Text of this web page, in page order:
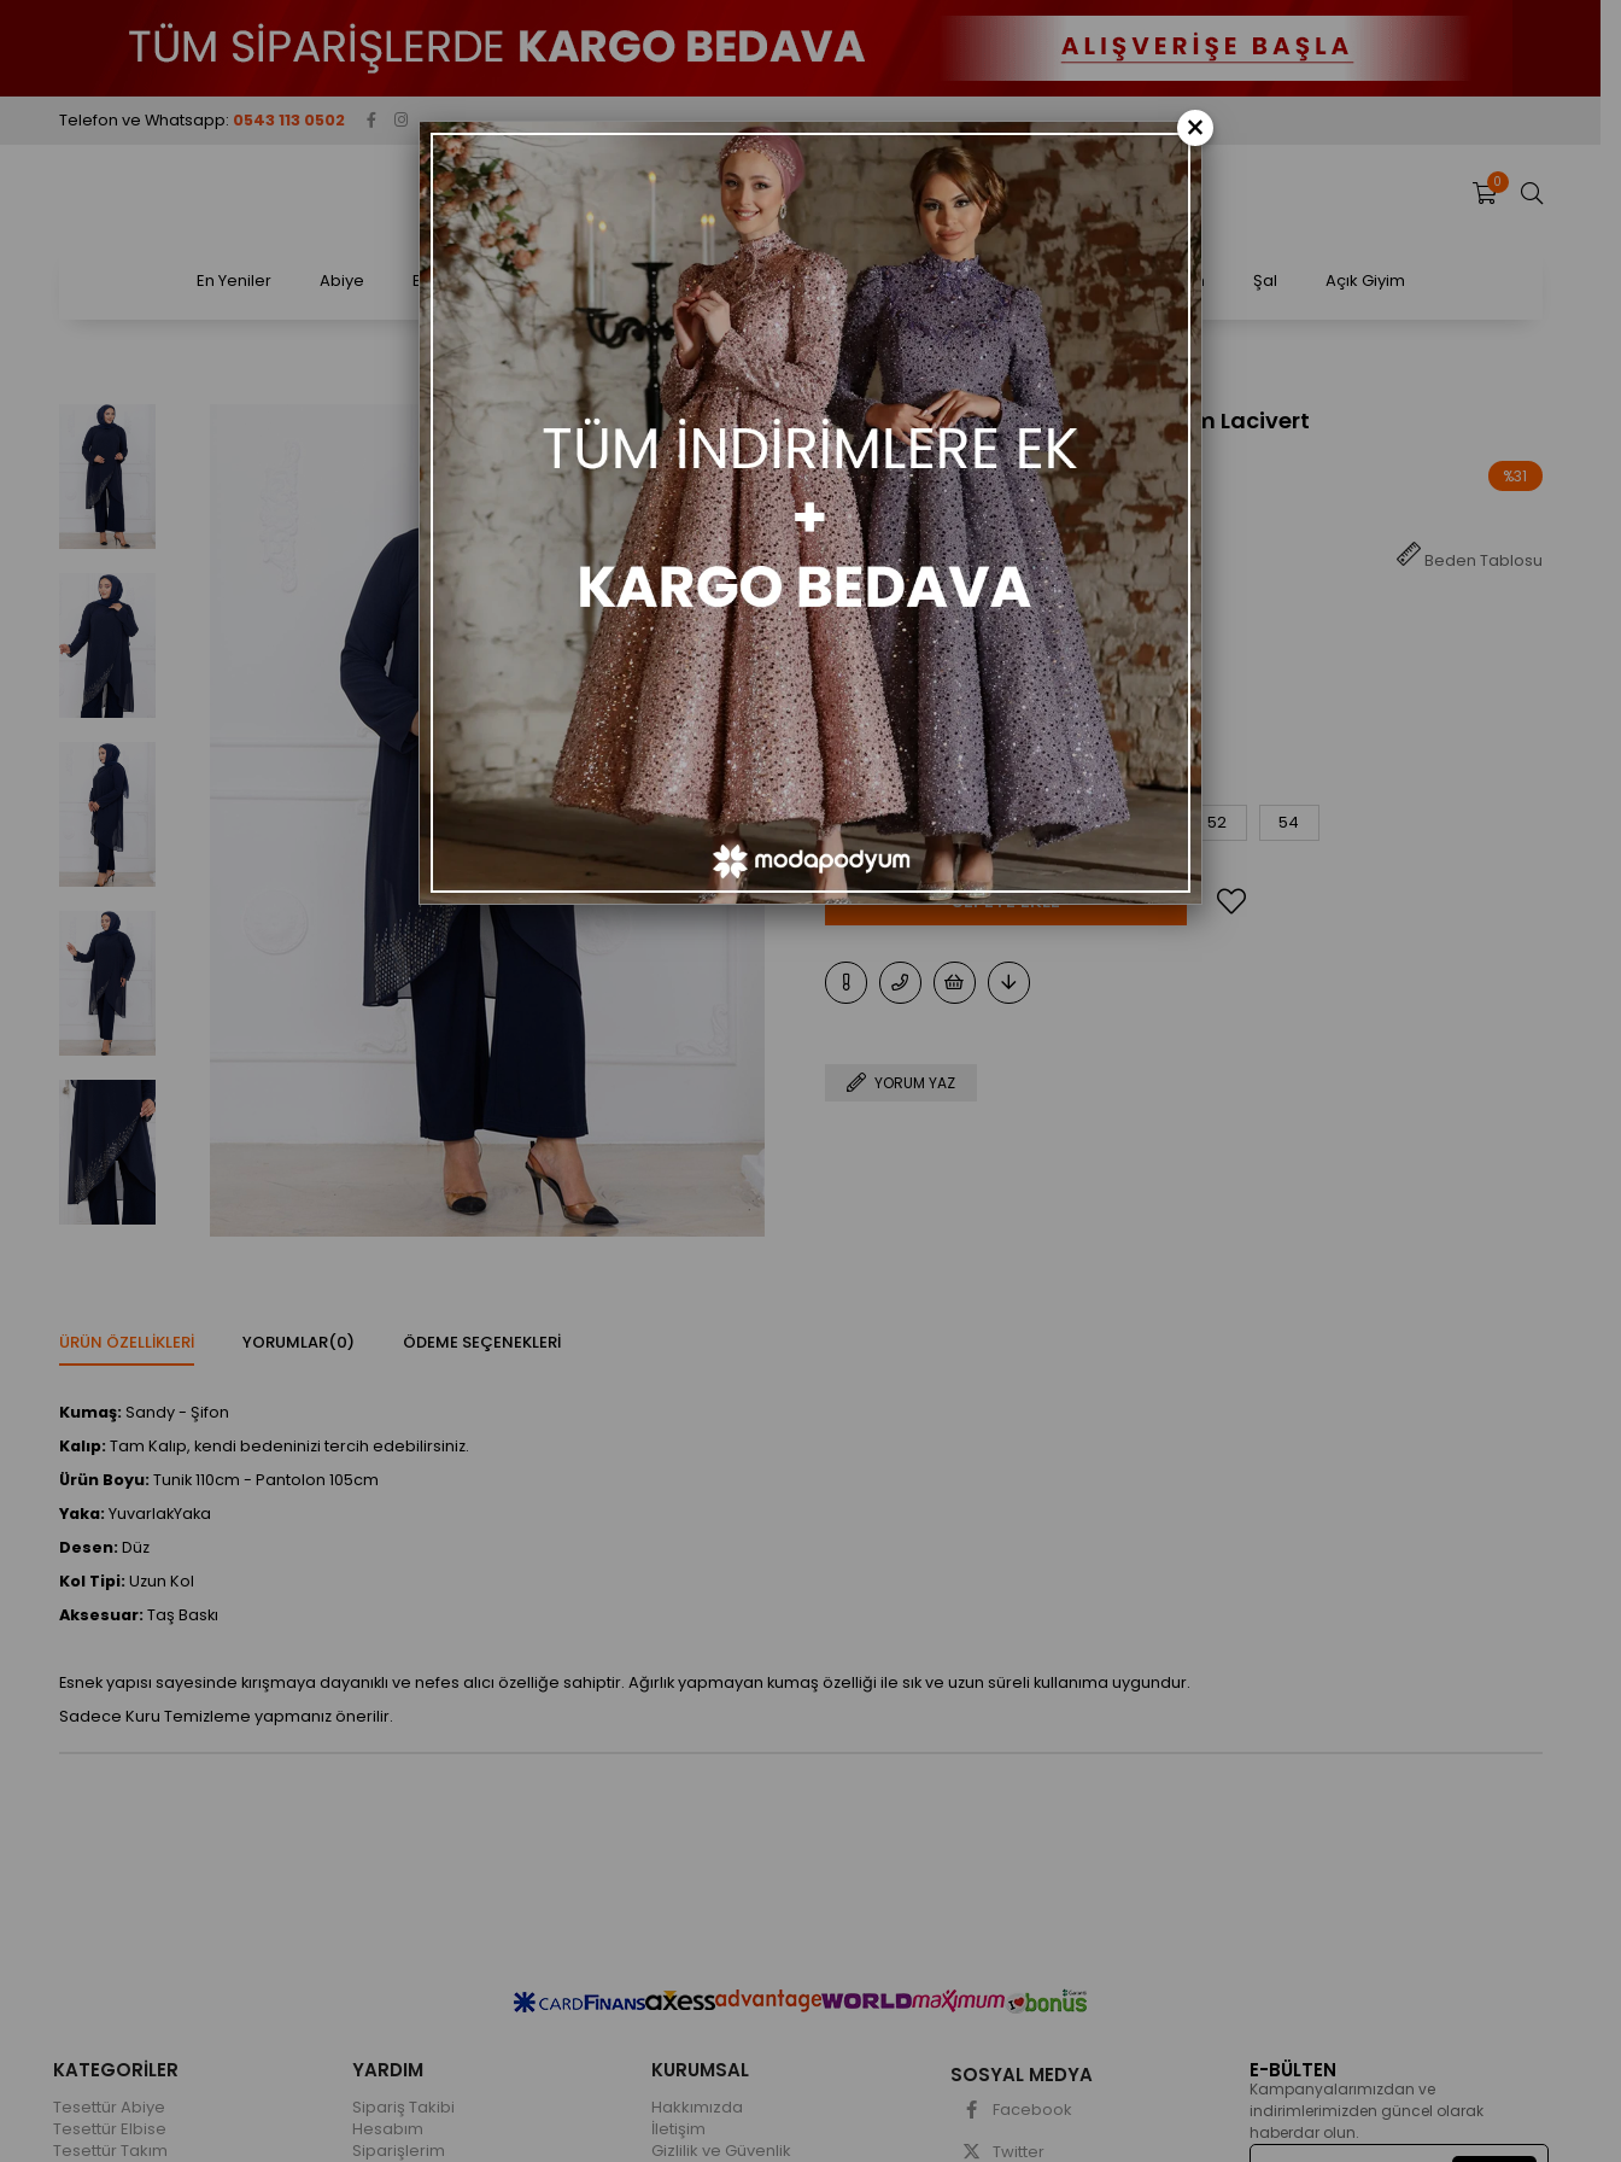
Telefon ve Whatsapp: 0543 113 0502
0
En Yeniler Abiye Elbise Takım Tulum Tunik Büyük Beden Dış Giyim Kişiye Özel Tasarım Şal Açık Giyim
Esin Pantolon Tunik Tesettür Takım Lacivert
₺3.999,00 ₺2.749,00 %31
Beden Tablosu
Renk
Beden
42 44 46 48 52 54
YORUM YAZ
ÜRÜN ÖZELLIKLERI YORUMLAR(0) ÖDEME SEÇENEKLERI
Kumaş: Sandy - Şifon
Kalıp: Tam Kalıp, kendi bedeninizi tercih edebilirsiniz.
Ürün Boyu: Tunik 110cm - Pantolon 105cm
Yaka: YuvarlakYaka
Desen: Düz
Kol Tipi: Uzun Kol
Aksesuar: Taş Baskı
Esnek yapısı sayesinde kırışmaya dayanıklı ve nefes alıcı özelliğe sahiptir. Ağırlık yapmayan kumaş özelliği ile sık ve uzun süreli kullanıma uygundur.
Sadece Kuru Temizleme yapmanız önerilir.
KATEGORİLER
Tesettür Abiye
Tesettür Elbise
Tesettür Takım
YARDIM
Sipariş Takibi
Hesabım
Siparişlerim
KURUMSAL
Hakkımızda
İletişim
Gizlilik ve Güvenlik
SOSYAL MEDYA
Facebook
Twitter
E-BÜLTEN
Kampanyalarımızdan ve
indirimlerimizden güncel olarak
haberdar olun.
×